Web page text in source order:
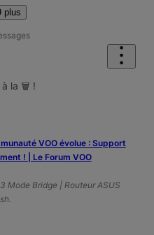
plus
à la 🗑️ !
VOO évolue : Support
! | Le Forum VOO
Mode Bridge | Routeur ASUS